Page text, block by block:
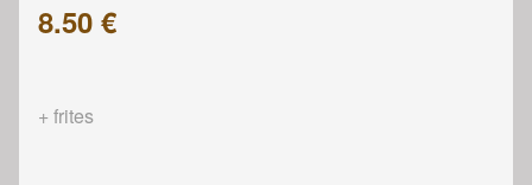
8.50 €
+ frites